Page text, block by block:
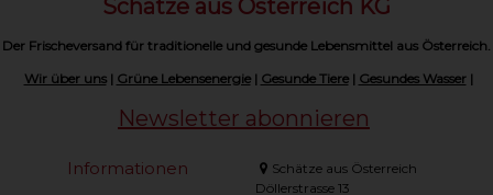
Schätze aus Österreich KG
Der Frischeversand für traditionelle und gesunde Lebensmittel aus Österreich.
Wir über uns| Grüne Lebensenergie| Gesunde Tiere| Gesundes Wasser|
Newsletter abonnieren
Informationen
Schätze aus Österreich
Döllerstrasse 13